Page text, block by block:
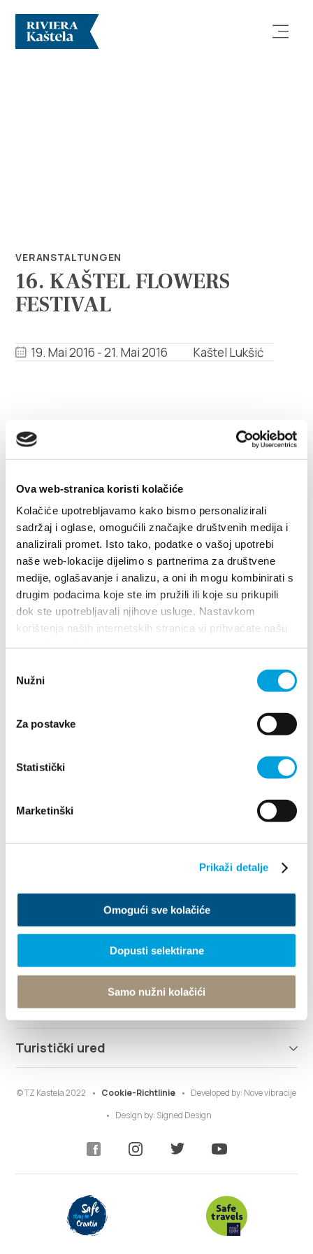
Ova web-stranica koristi kolačiće
Kolačiće upotrebljavamo kako bismo personalizirali
sadržaj i oglase, omogućili značajke društvenih medija i
analizirali promet. Isto tako, podatke o vašoj upotrebi
naše web-lokacije dijelimo s partnerima za društvene
medije, oglašavanje i analizu, a oni ih mogu kombinirati s
drugim podacima koje ste im pružili ili koje su prikupili
dok ste upotrebljavali njihove usluge. Nastavkom
korištenja naših internetskih stranica vi prihvaćate našu
pristanka
Nužni
Za postavke
Statistički
Marketinški
Prikaži detalje
Omogući sve kolačiće
Dopusti selektirane
Samo nužni kolačići
Info
Turistički ured
de
+385 21 227 933
info@kastela-info.hr
Villa Nika, Kamberovo šetalište 30,
21216 Kaštel Stari, Hrvatska
Richtungen
VERANSTALTUNGEN
16. KAŠTEL FLOWERS
FESTIVAL
19. Mai 2016 - 21. Mai 2016 Kaštel Lukšić
Kastela Blumenfest
WEITERLESEN
Richtungen
Erforsche
Destination
Was kann man machen
Info
Turistički ured
© TZ Kastela 2022 Cookie-Richtlinie Developed by: Nove vibracije
Design by: Signed Design